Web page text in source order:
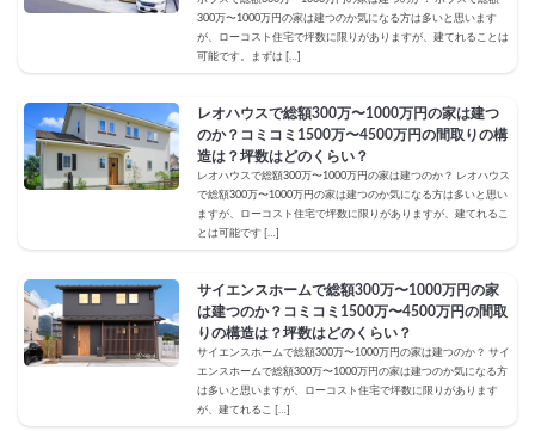
300万〜1000万円の家は建つのか気になる方は多いと思います
が、ローコスト住宅で坪数に限りがありますが、建てれることは
可能です。まずは […]
レオハウスで総額300万〜1000万円の家は建つ
のか？コミコミ1500万〜4500万円の間取りの構
造は？坪数はどのくらい？
レオハウスで総額300万〜1000万円の家は建つのか？ レオハウス
で総額300万〜1000万円の家は建つのか気になる方は多いと思い
ますが、ローコスト住宅で坪数に限りがありますが、建てれるこ
とは可能です […]
サイエンスホームで総額300万〜1000万円の家
は建つのか？コミコミ1500万〜4500万円の間取
りの構造は？坪数はどのくらい？
サイエンスホームで総額300万〜1000万円の家は建つのか？ サイ
エンスホームで総額300万〜1000万円の家は建つのか気になる方
は多いと思いますが、ローコスト住宅で坪数に限りがあります
が、建てれるこ […]